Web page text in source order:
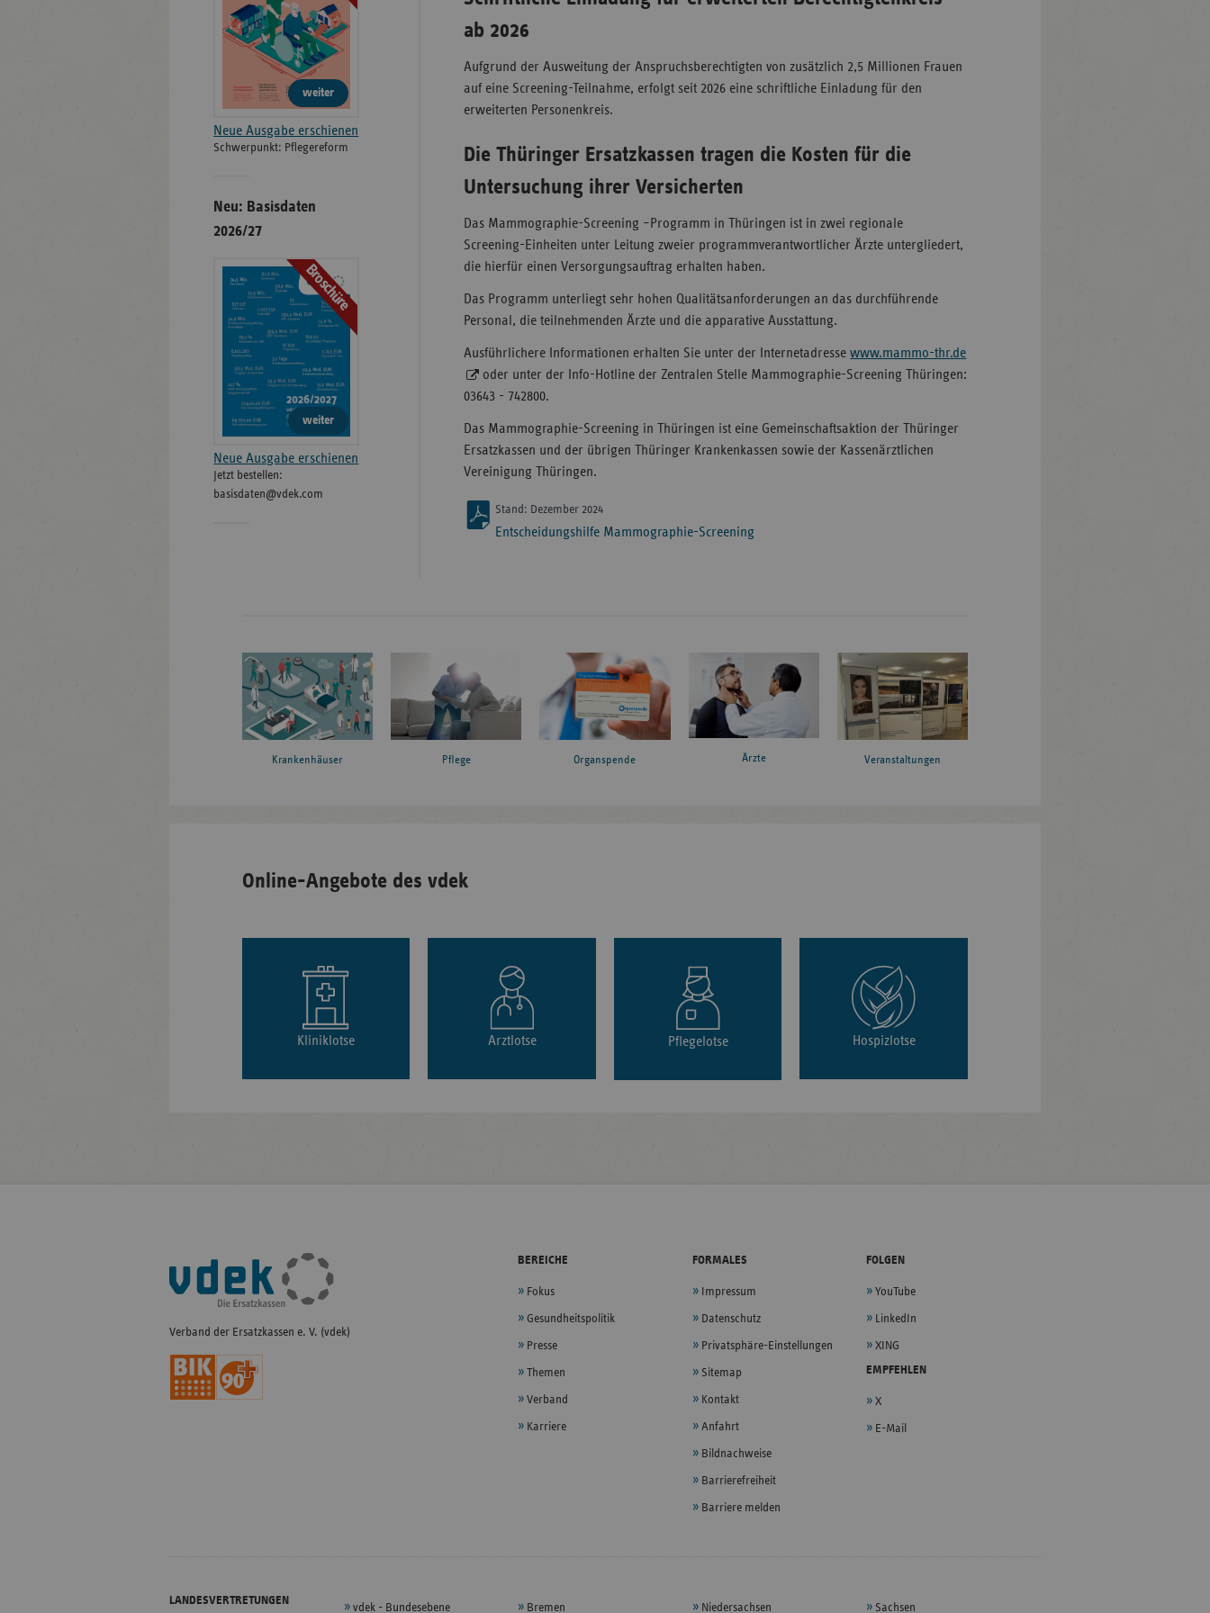
ab 2026
Aufgrund der Ausweitung der Anspruchsberechtigten von zusätzlich 2,5 Millionen Frauen
auf eine Screening-Teilnahme, erfolgt seit 2026 eine schriftliche Einladung für den
erweiterten Personenkreis.
Die Thüringer Ersatzkassen tragen die Kosten für die
Untersuchung ihrer Versicherten
Das Mammographie-Screening –Programm in Thüringen ist in zwei regionale
Screening-Einheiten unter Leitung zweier programmverantwortlicher Ärzte untergliedert,
die hierfür einen Versorgungsauftrag erhalten haben.
Das Programm unterliegt sehr hohen Qualitätsanforderungen an das durchführende
Personal, die teilnehmenden Ärzte und die apparative Ausstattung.
Ausführlichere Informationen erhalten Sie unter der Internetadressewww.mammo-thr.de
oder unter der Info-Hotline der Zentralen Stelle Mammographie-Screening Thüringen:
03643 - 742800.
Das Mammographie-Screening in Thüringen ist eine Gemeinschaftsaktion der Thüringer
Ersatzkassen und der übrigen Thüringer Krankenkassen sowie der Kassenärztlichen
Vereinigung Thüringen.
Stand: Dezember 2024
Entscheidungshilfe Mammographie-Screening
weiter
Neue Ausgabe erschienen
Schwerpunkt: Pflegereform
Neu: Basisdaten
2026/27
Broschüre
weiter
Neue Ausgabe erschienen
Jetzt bestellen:
basisdaten@vdek.com
Krankenhäuser Pflege Organspende Ärzte Veranstaltungen
Online-Angebote des vdek
Kliniklotse Arztlotse Pflegelotse Hospizlotse
Fußleisten-
Navigation
Verband der Ersatzkassen e. V. (vdek)
BEREICHE
Fokus
Gesundheitspolitik
Presse
Themen
Verband
Karriere
FORMALES
Impressum
Datenschutz
Privatsphäre-Einstellungen
Sitemap
Kontakt
Anfahrt
Bildnachweise
Barrierefreiheit
Barriere melden
FOLGEN
YouTube
LinkedIn
XING
EMPFEHLEN
X
E-Mail
LANDESVERTRETUNGEN
vdek - Bundesebene Bremen Niedersachsen Sachsen